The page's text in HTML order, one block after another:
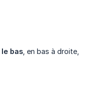
bas , en bas à droite,